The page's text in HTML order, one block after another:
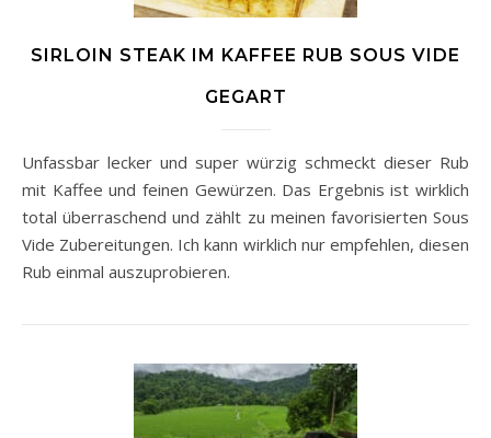
SIRLOIN STEAK IM KAFFEE RUB SOUS VIDE
GEGART
Unfassbar lecker und super würzig schmeckt dieser Rub
mit Kaffee und feinen Gewürzen. Das Ergebnis ist wirklich
total überraschend und zählt zu meinen favorisierten Sous
Vide Zubereitungen. Ich kann wirklich nur empfehlen, diesen
Rub einmal auszuprobieren.